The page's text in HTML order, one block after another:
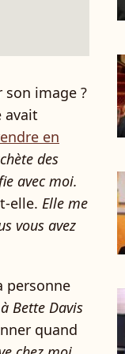
image ?
avait
en
des
avec moi.
elle. Elle me
vous avez
personne
Bette Davis
quand